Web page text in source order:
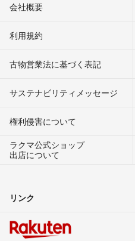
会社概要
利用規約
古物営業法に基づく表記
サステナビリティメッセージ
権利侵害について
ラクマ公式ショップ
出店について
リンク